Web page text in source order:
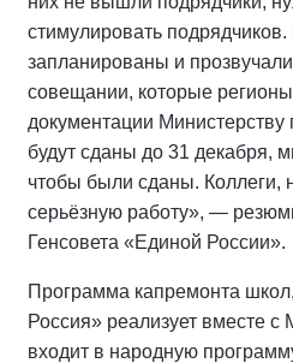
стимулировать
запланированы и
совещании, которые
документации
будут сданы до 31 декабря,
чтобы были сданы. Коллеги,
серьёзную работу», —
Генсовета «Единой России».
Программа капремонта
Россия» реализует вместе
входит в народную